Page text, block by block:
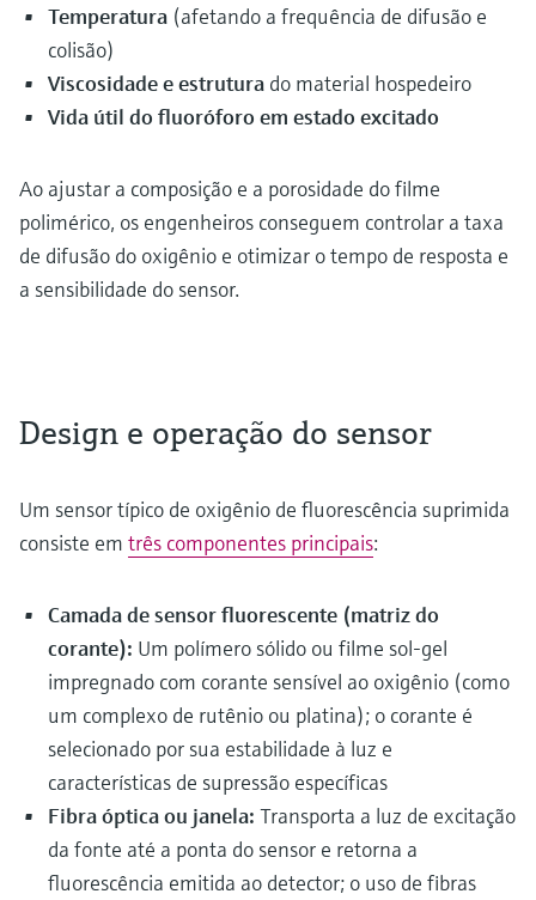
Temperatura (afetando a frequência de difusão e
colisão)
Viscosidade e estrutura do material hospedeiro
Vida útil do fluoróforo em estado excitado
Ao ajustar a composição e a porosidade do filme
polimérico, os engenheiros conseguem controlar a taxa
de difusão do oxigênio e otimizar o tempo de resposta e
a sensibilidade do sensor.
Design e operação do sensor
Um sensor típico de oxigênio de fluorescência suprimida
consiste em três componentes principais:
Camada de sensor fluorescente (matriz do
corante): Um polímero sólido ou filme sol-gel
impregnado com corante sensível ao oxigênio (como
um complexo de rutênio ou platina); o corante é
selecionado por sua estabilidade à luz e
características de supressão específicas
Fibra óptica ou janela: Transporta a luz de excitação
da fonte até a ponta do sensor e retorna a
fluorescência emitida ao detector; o uso de fibras